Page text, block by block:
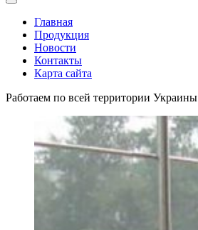
Toggle
navigationГлавная
Продукция
Новости
Контакты
Карта сайта
Работаем по всей территории Украины